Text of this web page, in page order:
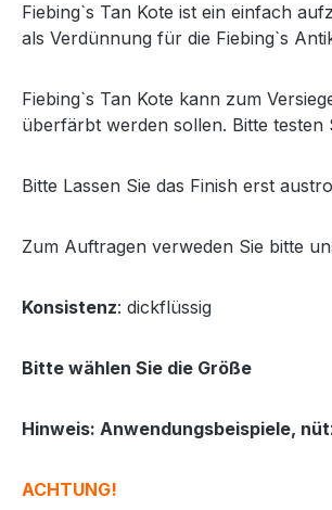
Fiebing`s Tan Kote ist ein einfach
als Verdünnung für die Fiebing`s
Fiebing`s Tan Kote kann zum
überfärbt werden sollen. Bitte testen
Bitte Lassen Sie das Finish erst
Zum Auftragen verweden Sie bitte
Konsistenz: dickflüssig
Bitte wählen Sie die Größe
Hinweis: Anwendungsbeispiele,
ACHTUNG!